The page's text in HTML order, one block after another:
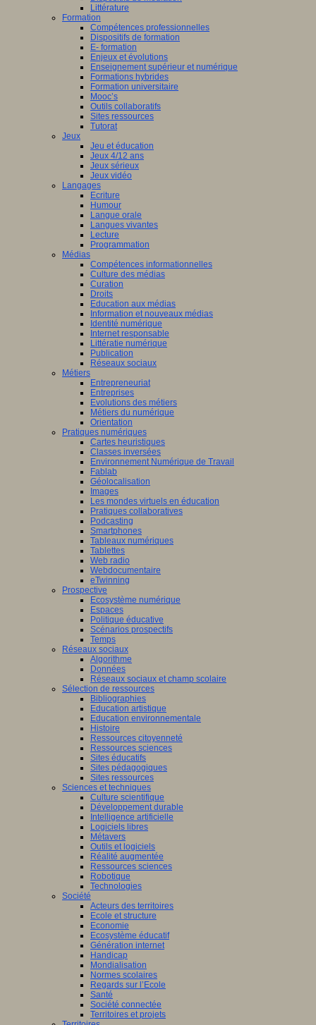
Littérature
Formation
Compétences professionnelles
Dispositifs de formation
E- formation
Enjeux et évolutions
Enseignement supérieur et numérique
Formations hybrides
Formation universitaire
Mooc’s
Outils collaboratifs
Sites ressources
Tutorat
Jeux
Jeu et éducation
Jeux 4/12 ans
Jeux sérieux
Jeux vidéo
Langages
Ecriture
Humour
Langue orale
Langues vivantes
Lecture
Programmation
Médias
Compétences informationnelles
Culture des médias
Curation
Droits
Education aux médias
Information et nouveaux médias
Identité numérique
Internet responsable
Littératie numérique
Publication
Réseaux sociaux
Métiers
Entrepreneuriat
Entreprises
Evolutions des métiers
Métiers du numérique
Orientation
Pratiques numériques
Cartes heuristiques
Classes inversées
Environnement Numérique de Travail
Fablab
Géolocalisation
Images
Les mondes virtuels en éducation
Pratiques collaboratives
Podcasting
Smartphones
Tableaux numériques
Tablettes
Web radio
Webdocumentaire
eTwinning
Prospective
Ecosystème numérique
Espaces
Politique éducative
Scénarios prospectifs
Temps
Réseaux sociaux
Algorithme
Données
Réseaux sociaux et champ scolaire
Sélection de ressources
Bibliographies
Education artistique
Education environnementale
Histoire
Ressources citoyenneté
Ressources sciences
Sites éducatifs
Sites pédagogiques
Sites ressources
Sciences et techniques
Culture scientifique
Développement durable
Intelligence artificielle
Logiciels libres
Métavers
Outils et logiciels
Réalité augmentée
Ressources sciences
Robotique
Technologies
Société
Acteurs des territoires
Ecole et structure
Economie
Ecosystème éducatif
Génération internet
Handicap
Mondialisation
Normes scolaires
Regards sur l’Ecole
Santé
Société connectée
Territoires et projets